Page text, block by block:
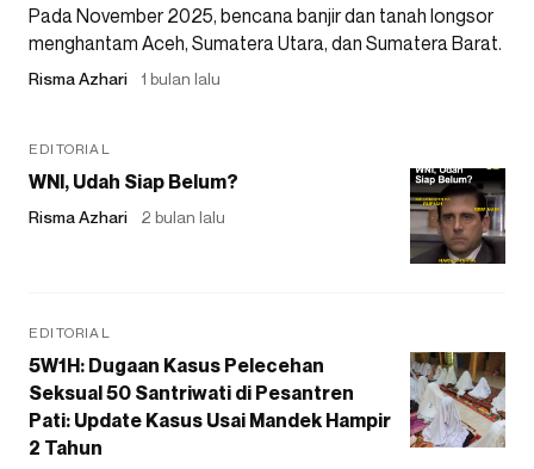
Pada November 2025, bencana banjir dan tanah longsor
menghantam Aceh, Sumatera Utara, dan Sumatera Barat.
Risma Azhari 1 bulan lalu
EDITORIAL
WNI, Udah Siap Belum?
Risma Azhari 2 bulan lalu
EDITORIAL
5W1H: Dugaan Kasus Pelecehan
Seksual 50 Santriwati di Pesantren
Pati: Update Kasus Usai Mandek Hampir
2 Tahun